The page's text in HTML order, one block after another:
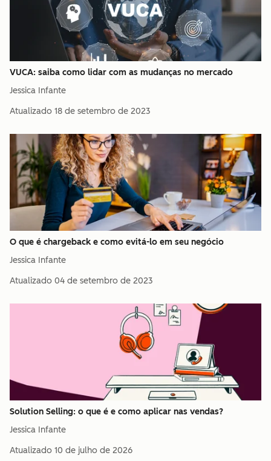
VUCA: saiba como lidar com as mudanças no mercado
Jessica Infante
Atualizado 18 de setembro de 2023
O que é chargeback e como evitá-lo em seu negócio
Jessica Infante
Atualizado 04 de setembro de 2023
Solution Selling: o que é e como aplicar nas vendas?
Jessica Infante
Atualizado 10 de julho de 2026